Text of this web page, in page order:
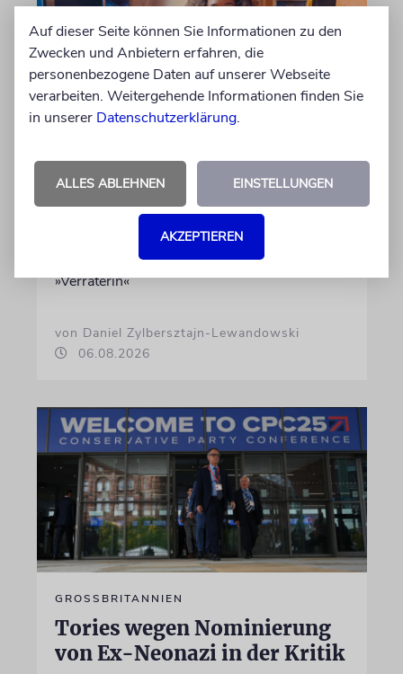
Seitenwechsel
In Stanford hetzte Taryn Thomas auf
Studentenprotesten gegen Israel. Dann sah sie
die Nova-Ausstellung – und wurde zur
»Verräterin«
von Daniel Zylbersztajn-Lewandowski
06.08.2026
GROSSBRITANNIEN
Tories wegen Nominierung
von Ex-Neonazi in der Kritik
Auf dieser Seite können Sie Informationen zu den
Zwecken und Anbietern erfahren, die
personenbezogene Daten auf unserer Webseite
verarbeiten. Weitergehende Informationen finden Sie
in unserer Datenschutzerklärung.
ALLES ABLEHNEN EINSTELLUNGEN
AKZEPTIEREN